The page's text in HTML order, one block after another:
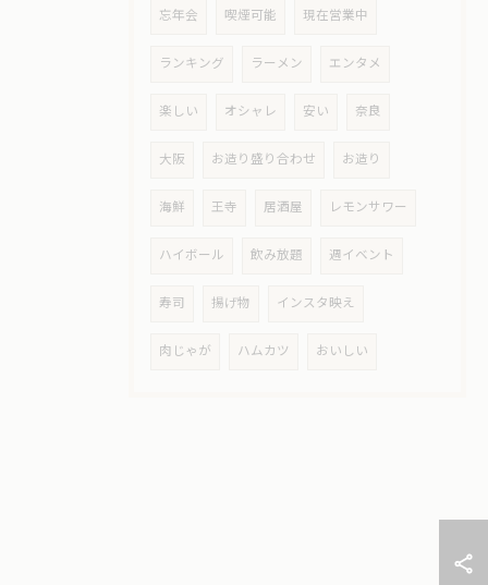
忘年会 喫煙可能 現在営業中
ランキング ラーメン エンタメ
楽しい オシャレ 安い 奈良
大阪 お造り盛り合わせ お造り
海鮮 王寺 居酒屋 レモンサワー
ハイボール 飲み放題 週イベント
寿司 揚げ物 インスタ映え
肉じゃが ハムカツ おいしい